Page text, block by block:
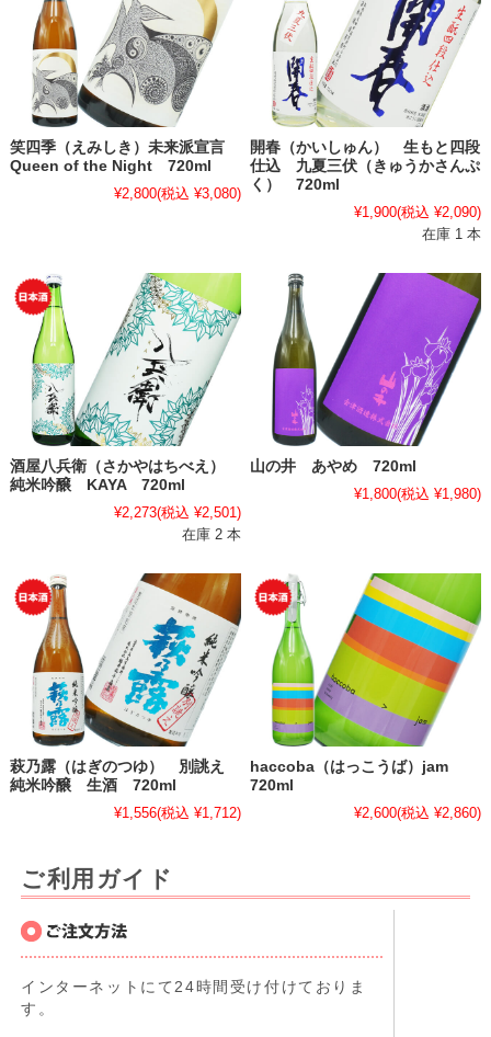
笑四季（えみしき）未来派宣言
Queen of the Night 720ml
¥2,800(税込 ¥3,080)
開春（かいしゅん） 生もと四段
仕込 九夏三伏（きゅうかさんぷ
く） 720ml
¥1,900(税込 ¥2,090)
在庫 1 本
酒屋八兵衛（さかやはちべえ）
純米吟醸 KAYA 720ml
¥2,273(税込 ¥2,501)
在庫 2 本
山の井 あやめ 720ml
¥1,800(税込 ¥1,980)
萩乃露（はぎのつゆ） 別誂え
純米吟醸 生酒 720ml
¥1,556(税込 ¥1,712)
haccoba（はっこうば）jam
720ml
¥2,600(税込 ¥2,860)
ご利用ガイド
インターネットにて24時間受け付けておりま
す。